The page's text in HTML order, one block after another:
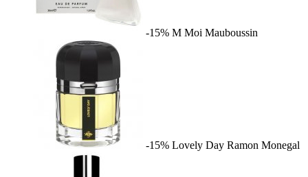
-15% M Moi Mauboussin
-15% Lovely Day Ramon Monegal